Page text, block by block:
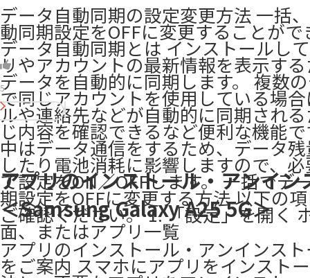
データ自動同期の設定変更方法 一括
動同期設定をOFFに変更することがで
データ自動同期とは インストールし
リやアカウントの最新情報を表示す
データを自動的に同期します。 複数
で同じアカウントを使用している場
ルや連絡先などが自動的に同期され
じ内容を確認できるなど便利な機能
中はデータ通信をするため、データ
したり電池消耗に影響しますので、
て設定をON／OFFします。 一括でデ
期設定をOFFに変更する方法 以下の
ご確認ください。 1. 「設定」を開く
面、またはアプリ一覧
5
アプリのインストール・アンイン
＜Samsung Galaxy A25 5G＞
アプリのインストール・アンインス
をご案内 スマホにアプリをインスト